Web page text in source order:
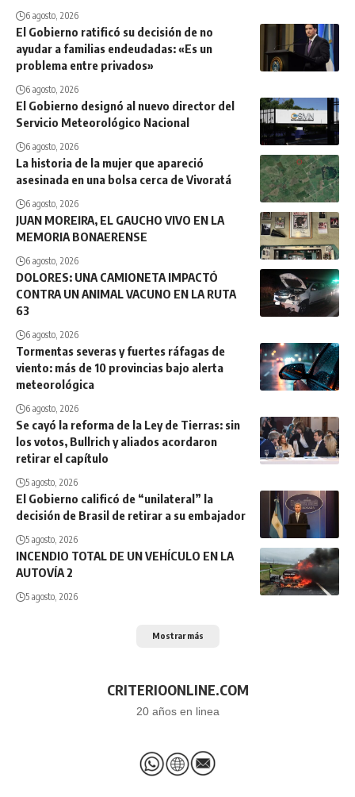
6 agosto, 2026
El Gobierno ratificó su decisión de no
ayudar a familias endeudadas: «Es un
problema entre privados»
6 agosto, 2026
El Gobierno designó al nuevo director del
Servicio Meteorológico Nacional
6 agosto, 2026
La historia de la mujer que apareció
asesinada en una bolsa cerca de Vivoratá
6 agosto, 2026
JUAN MOREIRA, EL GAUCHO VIVO EN LA
MEMORIA BONAERENSE
6 agosto, 2026
DOLORES: UNA CAMIONETA IMPACTÓ
CONTRA UN ANIMAL VACUNO EN LA RUTA
63
6 agosto, 2026
Tormentas severas y fuertes ráfagas de
viento: más de 10 provincias bajo alerta
meteorológica
6 agosto, 2026
Se cayó la reforma de la Ley de Tierras: sin
los votos, Bullrich y aliados acordaron
retirar el capítulo
5 agosto, 2026
El Gobierno calificó de “unilateral” la
decisión de Brasil de retirar a su embajador
5 agosto, 2026
INCENDIO TOTAL DE UN VEHÍCULO EN LA
AUTOVÍA 2
5 agosto, 2026
Mostrar más
CRITERIOONLINE.COM
20 años en linea